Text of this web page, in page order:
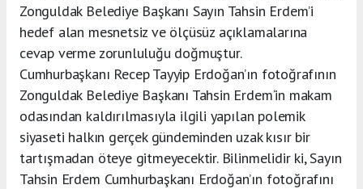
Zonguldak Belediye Başkanı Sayın Tahsin Erdem’i
hedef alan mesnetsiz ve ölçüsüz açıklamalarına
cevap verme zorunluluğu doğmuştur.
Cumhurbaşkanı Recep Tayyip Erdoğan’ın fotoğrafının
Zonguldak Belediye Başkanı Tahsin Erdem‘in makam
odasından kaldırılmasıyla ilgili yapılan polemik
siyaseti halkın gerçek gündeminden uzak kısır bir
tartışmadan öteye gitmeyecektir. Bilinmelidir ki, Sayın
Tahsin Erdem Cumhurbaşkanı Erdoğan’ın fotoğrafını